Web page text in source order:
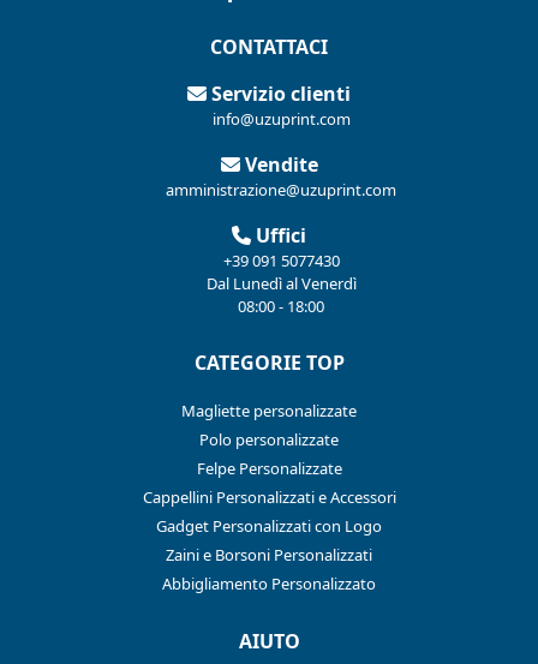
CONTATTACI
Servizio clienti
info@uzuprint.com
Vendite
amministrazione@uzuprint.com
Uffici
+39 091 5077430
Dal Lunedì al Venerdì
08:00 - 18:00
CATEGORIE TOP
Magliette personalizzate
Polo personalizzate
Felpe Personalizzate
Cappellini Personalizzati e Accessori
Gadget Personalizzati con Logo
Zaini e Borsoni Personalizzati
Abbigliamento Personalizzato
AIUTO